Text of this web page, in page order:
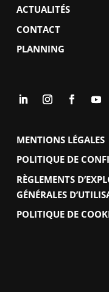
ACTUALITÉS
CONTACT
PLANNING
MENTIONS LÉGALES
POLITIQUE DE
RÈGLEMENTS
GÉNÉRALES
POLITIQUE DE